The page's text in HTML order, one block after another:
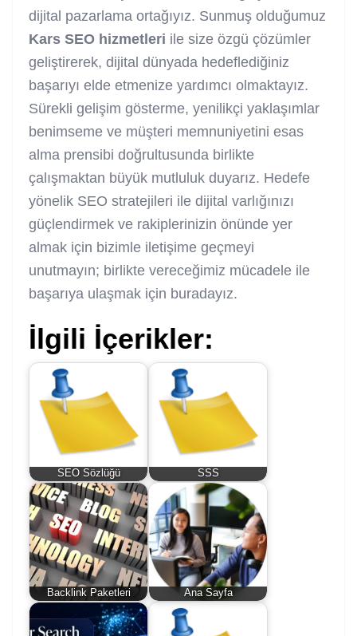
dijital pazarlama ortağıyız. Sunmuş olduğumuz
Kars SEO hizmetleri ile size özgü çözümler
geliştirerek, dijital dünyada hedeflediğiniz
başarıyı elde etmenize yardımcı olmaktayız.
Sürekli gelişim gösterme, yenilikçi yaklaşımlar
benimseme ve müşteri memnuniyetini esas
alma prensibi doğrultusunda birlikte
çalışmaktan büyük mutluluk duyarız. Hedefe
yönelik SEO stratejileri ile dijital varlığınızı
güçlendirmek ve rakiplerinizin önünde yer
almak için bizimle iletişime geçmeyi
unutmayın; birlikte vereceğimiz mücadele ile
başarıya ulaşmak için buradayız.
İlgili İçerikler:
SEO Sözlüğü SSS
Backlink Paketleri Ana Sayfa